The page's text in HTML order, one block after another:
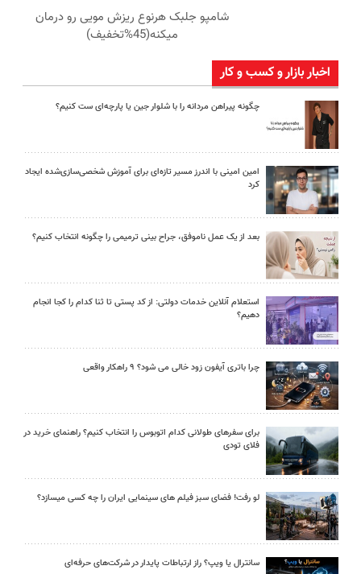
شامپو جلبک هرنوع ریزش مویی رو درمان
میکنه(45%تخفیف)
اخبار بازار و کسب و کار
چگونه پیراهن مردانه را با شلوار جین یا پارچه‌ای ست کنیم؟
امین امینی با اندرز مسیر تازه‌ای برای آموزش شخصی‌سازی‌شده ایجاد
کرد
بعد از یک عمل ناموفق، جراح بینی ترمیمی را چگونه انتخاب کنیم؟
استعلام آنلاین خدمات دولتی: از کد پستی تا ثنا کدام را کجا انجام
دهیم؟
چرا باتری آیفون زود خالی می شود؟ ۹ راهکار واقعی
برای سفرهای طولانی کدام اتوبوس را انتخاب کنیم؟ راهنمای خرید در
فلای تودی
لو رفت! فضای سبز فیلم های سینمایی ایران را چه کسی میسازد؟
سانترال یا ویپ؟ راز ارتباطات پایدار در شرکت‌های حرفه‌ای